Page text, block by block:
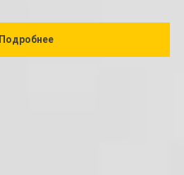
Подробнее